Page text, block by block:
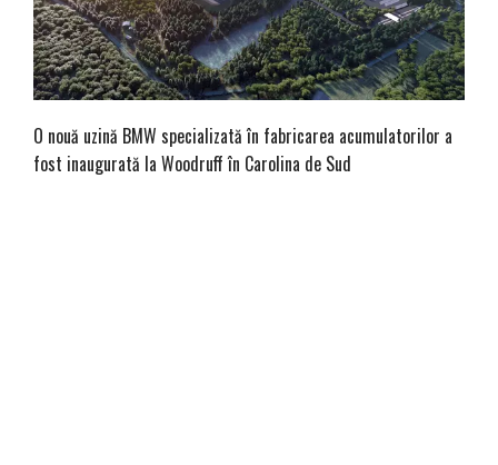
O nouă uzină BMW specializată în fabricarea acumulatorilor a
fost inaugurată la Woodruff în Carolina de Sud